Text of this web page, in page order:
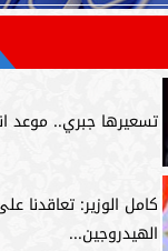
تسعيرها جبري.. موعد
كامل الوزير: تعاقدنا
الهيدروجين...